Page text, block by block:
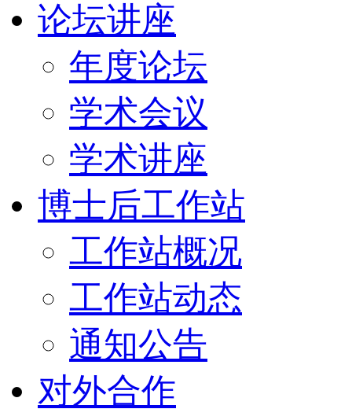
论坛讲座
年度论坛
学术会议
学术讲座
博士后工作站
工作站概况
工作站动态
通知公告
对外合作